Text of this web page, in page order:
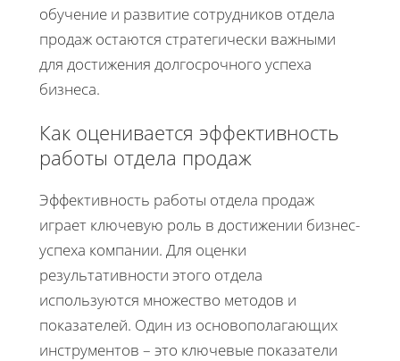
обучение и развитие сотрудников отдела
продаж остаются стратегически важными
для достижения долгосрочного успеха
бизнеса.
Как оценивается эффективность
работы отдела продаж
Эффективность работы отдела продаж
играет ключевую роль в достижении бизнес-
успеха компании. Для оценки
результативности этого отдела
используются множество методов и
показателей. Один из основополагающих
инструментов – это ключевые показатели